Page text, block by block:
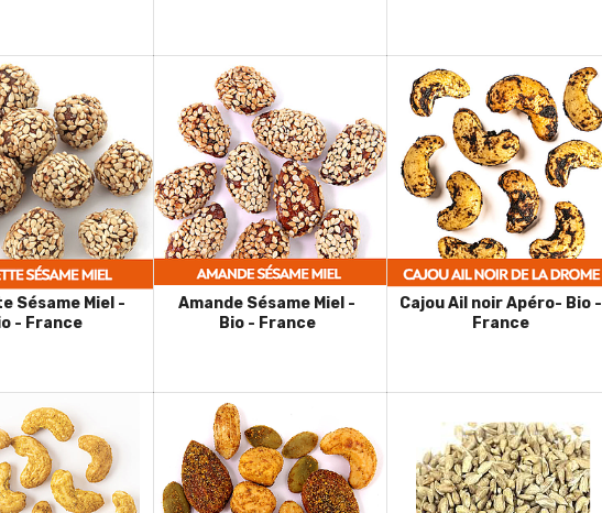
Sésame Miel -
- France
Amande Sésame Miel -
Bio - France
Cajou Ail noir Apéro- Bio -
France